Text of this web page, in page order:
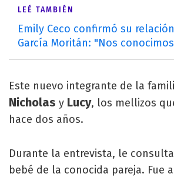
LEÉ TAMBIÉN
Emily Ceco confirmó su
García Moritán: "Nos
Este nuevo integrante de la
Nicholas y Lucy, los mellizos
hace dos años.
Durante la entrevista, le
bebé de la conocida pareja. Fue